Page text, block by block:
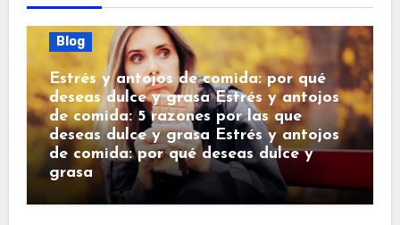
Blog
Estrés y antojos de comida: por qué
deseas dulce y grasa Estrés y antojos
de comida: 5 razones por las que
deseas dulce y grasa Estrés y antojos
de comida: por qué deseas dulce y
grasa